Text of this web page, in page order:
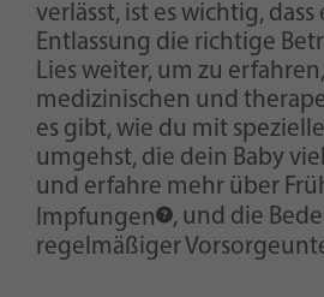
verlässt, ist es wichtig, dass
Entlassung die richtige
Lies weiter, um zu
medizinischen und
es gibt, wie du mit
umgehst, die dein Baby
und erfahre mehr über
Impfungen
, und die
regelmäßiger